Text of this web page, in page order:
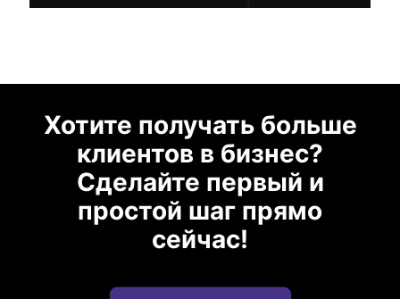
Хотите получать больше
клиентов в бизнес?
Сделайте первый и
простой шаг прямо
сейчас!